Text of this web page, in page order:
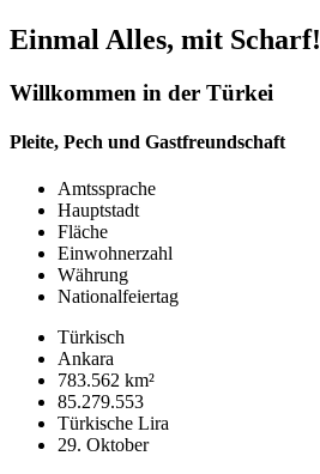
Einmal Alles, mit Scharf!
Willkommen in der Türkei
Pleite, Pech und Gastfreundschaft
Amtssprache
Hauptstadt
Fläche
Einwohnerzahl
Währung
Nationalfeiertag
Türkisch
Ankara
783.562 km²
85.279.553
Türkische Lira
29. Oktober